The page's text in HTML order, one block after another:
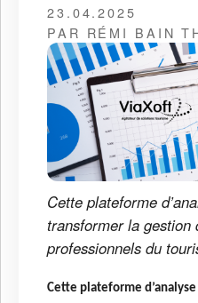
23.04.2025
PAR RÉMI BAIN
Cette plateforme
transformer la gestion
professionnels du
Cette plateforme